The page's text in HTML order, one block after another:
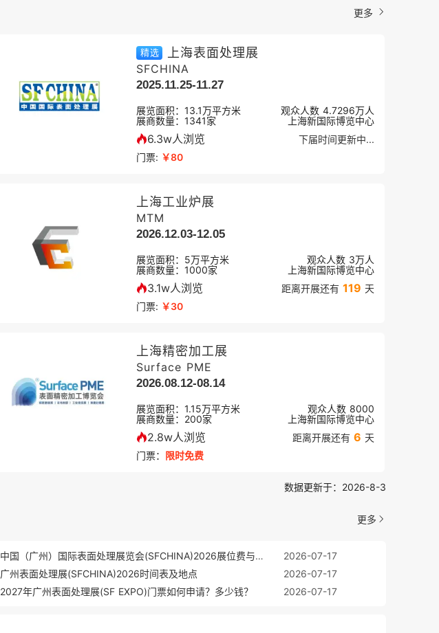
更多
精选 上海表面处理展
SFCHINA
2025.11.25-11.27
展览面积： 13.1万平方米 观众人数 4.7296万人
展商数量： 1341家 上海新国际博览中心
6.3w人浏览
下届时间更新中...
门票: ￥80
上海工业炉展
MTM
2026.12.03-12.05
展览面积： 5万平方米 观众人数 3万人
展商数量： 1000家 上海新国际博览中心
3.1w人浏览 距离开展还有 119 天
门票: ￥30
上海精密加工展
Surface PME
2026.08.12-08.14
展览面积： 1.15万平方米 观众人数 8000
展商数量： 200家 上海新国际博览中心
2.8w人浏览 距离开展还有 6 天
门票： 限时免费
数据更新于：2026-8-3
更多
中国（广州）国际表面处理展览会(SFCHINA)2026展位费与展位预订
2026-07-17
广州表面处理展(SFCHINA)2026时间表及地点
2026-07-17
2027年广州表面处理展(SF EXPO)门票如何申请？多少钱？
2026-07-17